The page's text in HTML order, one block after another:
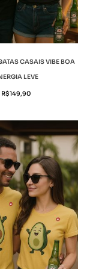
CASAIS VIBE BOA
LEVE
R$149,90